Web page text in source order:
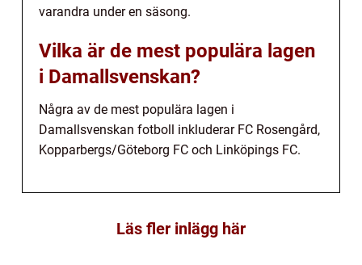
varandra under en säsong.
Vilka är de mest populära lagen
i Damallsvenskan?
Några av de mest populära lagen i
Damallsvenskan fotboll inkluderar FC Rosengård,
Kopparbergs/Göteborg FC och Linköpings FC.
Läs fler inlägg här